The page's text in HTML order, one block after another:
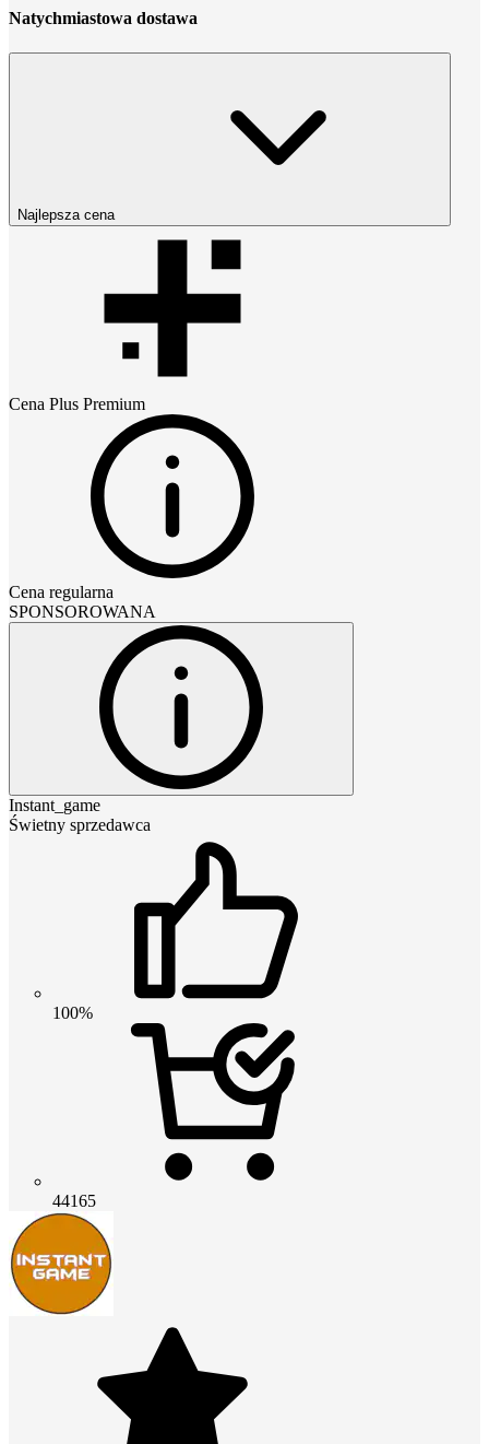
Natychmiastowa dostawa
Najlepsza cena
Cena Plus Premium
Cena regularna
SPONSOROWANA
Instant_game
Świetny sprzedawca
100%
44165